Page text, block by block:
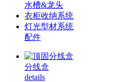
水槽&龙头
衣柜收纳系统
灯光型材系统
配件
分线盒
details